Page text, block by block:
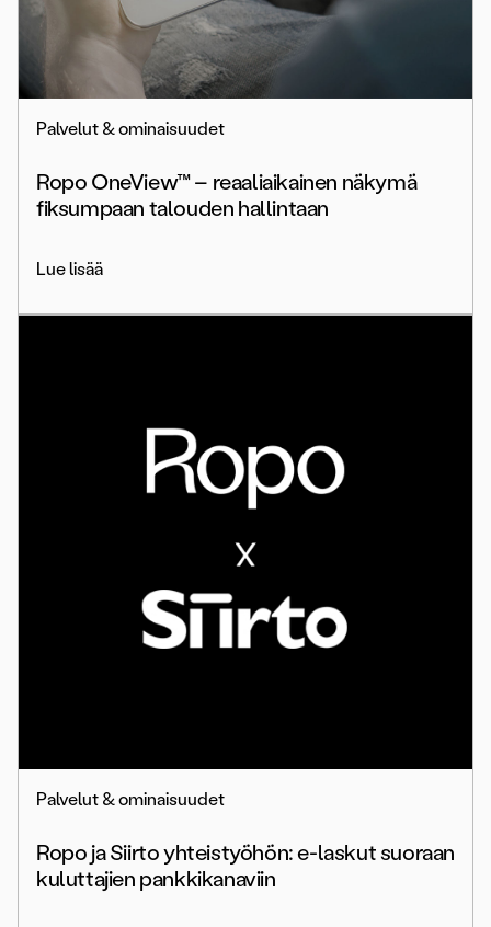
Palvelut & ominaisuudet
Ropo OneView™ – reaaliaikainen näkymä
fiksumpaan talouden hallintaan
Lue lisää
Palvelut & ominaisuudet
Ropo ja Siirto yhteistyöhön: e-laskut suoraan
kuluttajien pankkikanaviin